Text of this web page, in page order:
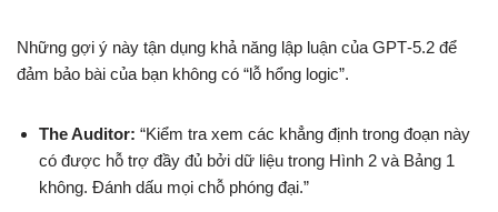
Những gợi ý này tận dụng khả năng lập luận của GPT‑5.2 để
đảm bảo bài của bạn không có “lỗ hổng logic”.
The Auditor: “Kiểm tra xem các khẳng định trong đoạn này
có được hỗ trợ đầy đủ bởi dữ liệu trong Hình 2 và Bảng 1
không. Đánh dấu mọi chỗ phóng đại.”